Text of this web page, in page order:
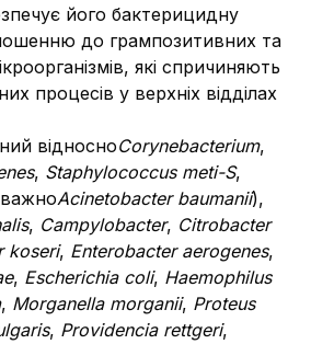
його бактерицидну
до грампозитивних та
які спричиняють
процесів у верхніх відділах
відносноCorynebacterium,
, Staphylococcus meti-S,
Acinetobacter baumanii),
, Campylobacter, Citrobacter
koseri, Enterobacter aerogenes,
, Escherichia coli, Haemophilus
, Morganella morganii, Proteus
, Providencia rettgeri,